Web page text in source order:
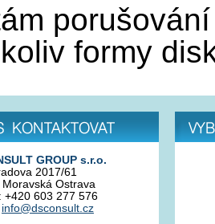
formy
GROUP s.r.o.
2017/61
Ostrava
+420 603 277 576
info@dsconsult.cz